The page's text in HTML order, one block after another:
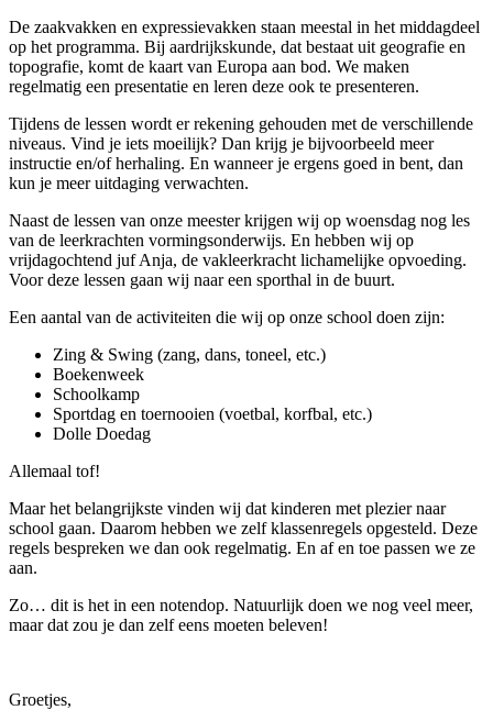
De zaakvakken en expressievakken staan meestal in het middagdeel
op het programma. Bij aardrijkskunde, dat bestaat uit geografie en
topografie, komt de kaart van Europa aan bod. We maken
regelmatig een presentatie en leren deze ook te presenteren.
Tijdens de lessen wordt er rekening gehouden met de verschillende
niveaus. Vind je iets moeilijk? Dan krijg je bijvoorbeeld meer
instructie en/of herhaling. En wanneer je ergens goed in bent, dan
kun je meer uitdaging verwachten.
Naast de lessen van onze meester krijgen wij op woensdag nog les
van de leerkrachten vormingsonderwijs. En hebben wij op
vrijdagochtend juf Anja, de vakleerkracht lichamelijke opvoeding.
Voor deze lessen gaan wij naar een sporthal in de buurt.
Een aantal van de activiteiten die wij op onze school doen zijn:
Zing & Swing (zang, dans, toneel, etc.)
Boekenweek
Schoolkamp
Sportdag en toernooien (voetbal, korfbal, etc.)
Dolle Doedag
Allemaal tof!
Maar het belangrijkste vinden wij dat kinderen met plezier naar
school gaan. Daarom hebben we zelf klassenregels opgesteld. Deze
regels bespreken we dan ook regelmatig. En af en toe passen we ze
aan.
Zo… dit is het in een notendop. Natuurlijk doen we nog veel meer,
maar dat zou je dan zelf eens moeten beleven!
Groetjes,